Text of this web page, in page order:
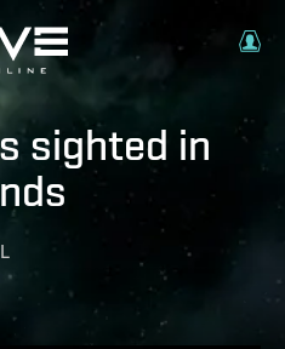
sighted in